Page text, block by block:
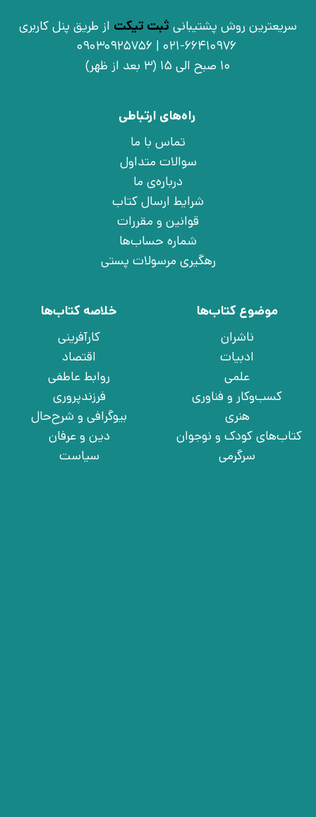
سریعترین روش پشتیبانی ثبت تیکت از طریق پنل کاربری
021-66410976 | 09030925756
10 صبح الی 15 (3 بعد از ظهر)
راه‌های ارتباطی
تماس با ما
سوالات متداول
درباره‌ی ما
شرایط ارسال کتاب
قوانین و مقررات
شماره حساب‌ها
رهگیری مرسولات پستی
موضوع کتاب‌ها
ناشران
ادبیات
علمی
کسب‌وکار و فناوری
هنری
کتاب‌های کودک و نوجوان
سرگرمی
خلاصه کتاب‌ها
کارآفرینی
اقتصاد
روابط عاطفی
فرزندپروری
بیوگرافی و شرح‌حال
دین و عرفان
سیاست